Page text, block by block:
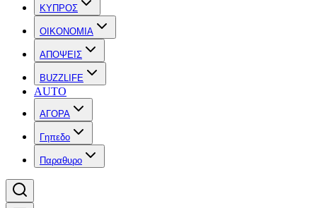
ΚΥΠΡΟΣ
OIKONOMIA
ΑΠΟΨΕΙΣ
BUZZLIFE
AUTO
ΑΓΟΡΑ
Γηπεδο
Παραθυρο